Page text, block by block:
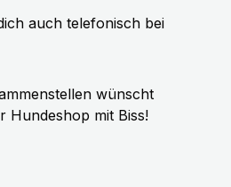
auch telefonisch bei
wünscht
Hundeshop mit Biss!